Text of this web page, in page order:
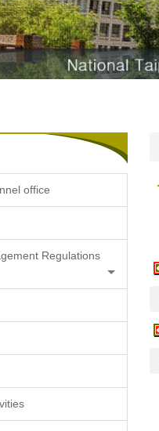
office
Regulations